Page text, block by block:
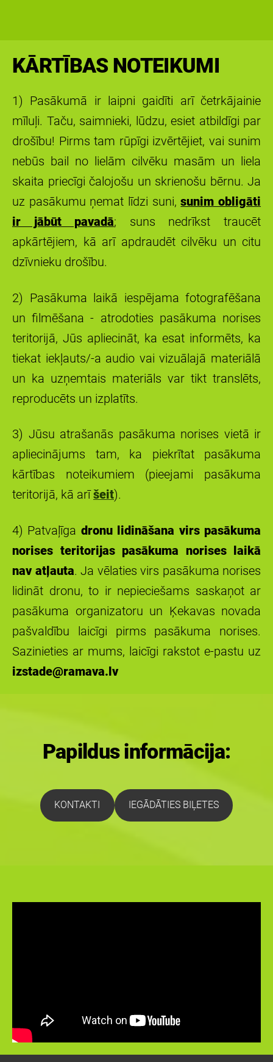
KĀRTĪBAS NOTEIKUMI
1) Pasākumā ir laipni gaidīti arī četrkājainie
mīluļi. Taču, saimnieki, lūdzu, esiet atbildīgi par
drošību! Pirms tam rūpīgi izvērtējiet, vai sunim
nebūs bail no lielām cilvēku masām un liela
skaita priecīgi čalojošu un skrienošu bērnu. Ja
uz pasākumu ņemat līdzi suni,sunim obligāti
ir jābūt pavadā; suns nedrīkst traucēt
apkārtējiem, kā arī apdraudēt cilvēku un citu
dzīvnieku drošību.
2) Pasākuma laikā iespējama fotografēšana
un filmēšana - atrodoties pasākuma norises
teritorijā, Jūs apliecināt, ka esat informēts, ka
tiekat iekļauts/-a audio vai vizuālajā materiālā
un ka uzņemtais materiāls var tikt translēts,
reproducēts un izplatīts.
3) Jūsu atrašanās pasākuma norises vietā ir
apliecinājums tam, ka piekrītat pasākuma
kārtības noteikumiem (pieejami pasākuma
teritorijā, kā arīšeit).
4) Patvaļīga dronu lidināšana virs pasākuma
norises teritorijas pasākuma norises laikā
nav atļauta. Ja vēlaties virs pasākuma norises
lidināt dronu, to ir nepieciešams saskaņot ar
pasākuma organizatoru un Ķekavas novada
pašvaldību laicīgi pirms pasākuma norises.
Sazinieties ar mums, laicīgi rakstot e-pastu uz
izstade@ramava.lv
Papildus informācija:
​KONTAKTI​ ​IEGĀDĀTIES BIĻETES​